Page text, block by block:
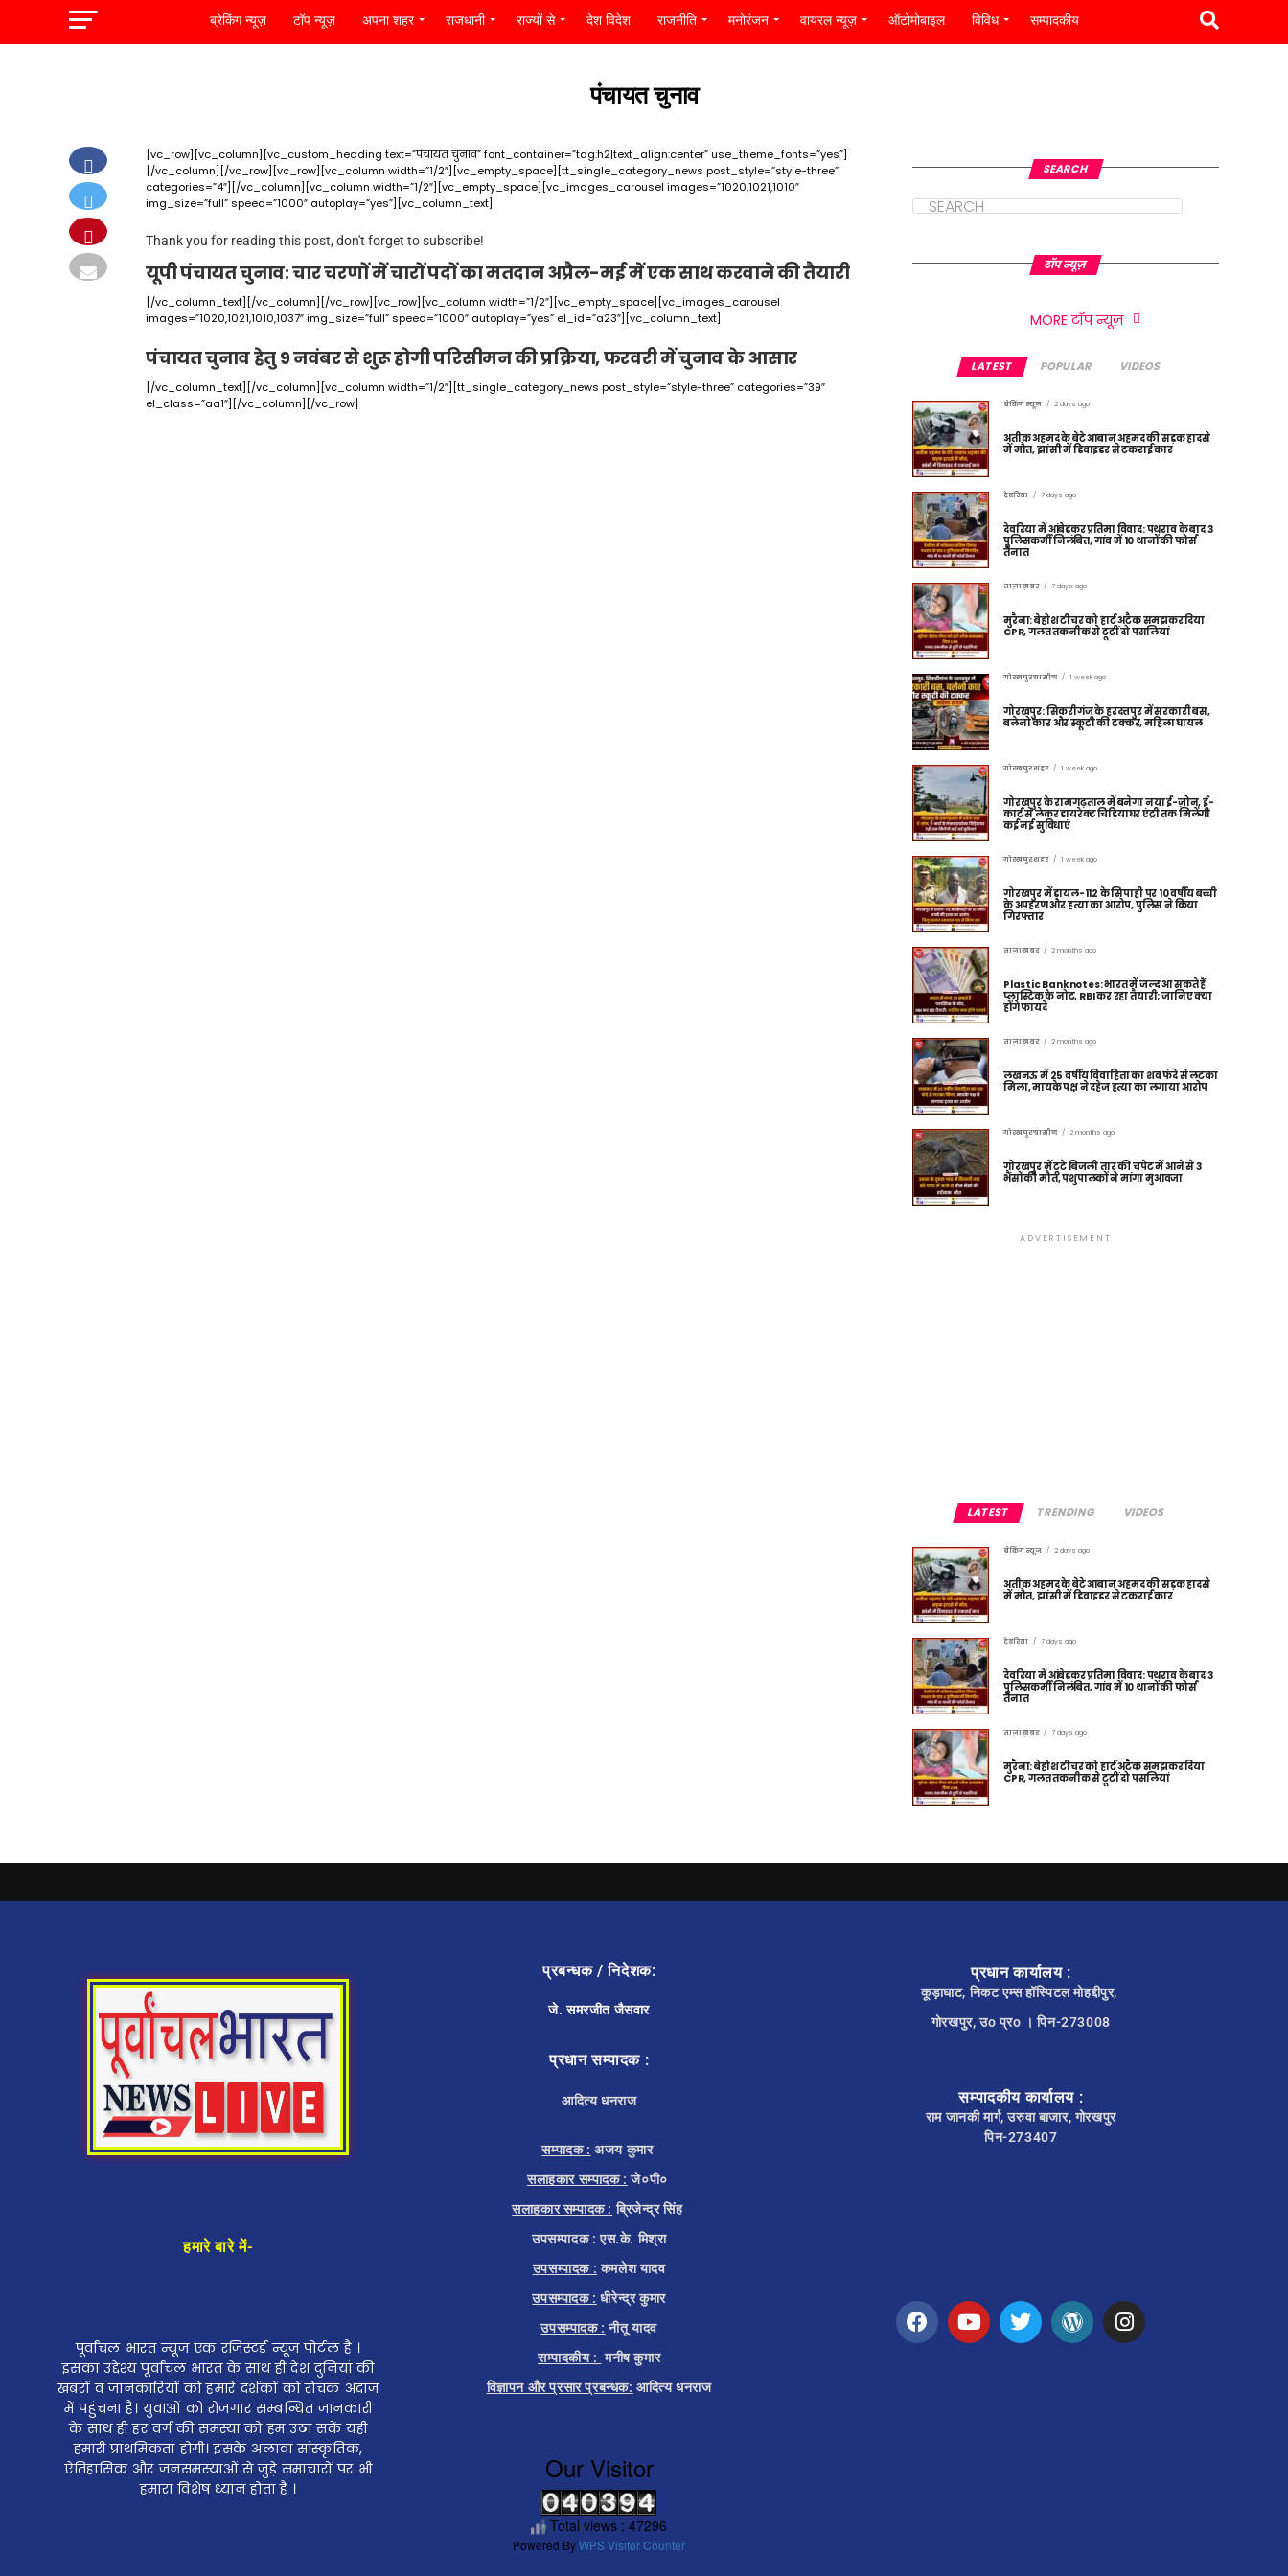
ब्रेकिंग न्यूज़ टॉप न्यूज़ अपना शहर राजधानी राज्यों से देश विदेश राजनीति मनोरंजन वायरल न्यूज़ ऑटोमोबाइल विविध सम्पादकीय
पंचायत चुनाव
[vc_row][vc_column][vc_custom_heading text=”पंचायत चुनाव” font_container=”tag:h2|text_align:center” use_theme_fonts=”yes”]
[/vc_column][/vc_row][vc_row][vc_column width=”1/2″][vc_empty_space][tt_single_category_news post_style=”style-three”
categories=”4″][/vc_column][vc_column width=”1/2″][vc_empty_space][vc_images_carousel images=”1020,1021,1010″
img_size=”full” speed=”1000″ autoplay=”yes”][vc_column_text]
Thank you for reading this post, don't forget to subscribe!
यूपी पंचायत चुनाव: चार चरणों में चारों पदों का मतदान अप्रैल-मई में एक साथ करवाने की तैयारी
[/vc_column_text][/vc_column][/vc_row][vc_row][vc_column width=”1/2″][vc_empty_space][vc_images_carousel
images=”1020,1021,1010,1037″ img_size=”full” speed=”1000″ autoplay=”yes” el_id=”a23″][vc_column_text]
पंचायत चुनाव हेतु 9 नवंबर से शुरू होगी परिसीमन की प्रक्रिया, फरवरी में चुनाव के आसार
[/vc_column_text][/vc_column][vc_column width=”1/2″][tt_single_category_news post_style=”style-three” categories=”39″
el_class=”aa1″][/vc_column][/vc_row]
SEARCH
टॉप न्यूज़
MORE टॉप न्यूज़
LATEST POPULAR VIDEOS
ब्रेकिंग न्यूज़ 2 days ago
अतीक अहमद के बेटे आबान अहमद की सड़क हादसे
में मौत, झांसी में डिवाइडर से टकराई कार
देवरिया 7 days ago
देवरिया में आंबेडकर प्रतिमा विवाद: पथराव के बाद 3
पुलिसकर्मी निलंबित, गांव में 10 थानों की फोर्स
तैनात
ताज़ा ख़बर 7 days ago
मुरैना: बेहोश टीचर को हार्ट अटैक समझकर दिया
CPR, गलत तकनीक से टूटीं दो पसलियां
गोरखपुर ग्रामीण 1 week ago
गोरखपुर: सिकरीगंज के हरदत्तपुर में सरकारी बस,
बलेनो कार और स्कूटी की टक्कर, महिला घायल
गोरखपुर शहर 1 week ago
गोरखपुर के रामगढ़ताल में बनेगा नया ई-ज़ोन, ई-
कार्ट से लेकर डायरेक्ट चिड़ियाघर एंट्री तक मिलेंगी
कई नई सुविधाएं
गोरखपुर शहर 1 week ago
गोरखपुर में डायल-112 के सिपाही पर 10 वर्षीय बच्ची
के अपहरण और हत्या का आरोप, पुलिस ने किया
गिरफ्तार
ताज़ा ख़बर 2 months ago
Plastic Banknotes: भारत में जल्द आ सकते हैं
प्लास्टिक के नोट, RBI कर रहा तैयारी; जानिए क्या
होंगे फायदे
ताज़ा ख़बर 2 months ago
लखनऊ में 25 वर्षीय विवाहिता का शव फंदे से लटका
मिला, मायके पक्ष ने दहेज हत्या का लगाया आरोप
गोरखपुर ग्रामीण 2 months ago
गोरखपुर में टूटे बिजली तार की चपेट में आने से 3
भैंसों की मौत, पशुपालकों ने मांगा मुआवजा
ADVERTISEMENT
LATEST TRENDING VIDEOS
ब्रेकिंग न्यूज़ 2 days ago
अतीक अहमद के बेटे आबान अहमद की सड़क हादसे
में मौत, झांसी में डिवाइडर से टकराई कार
देवरिया 7 days ago
देवरिया में आंबेडकर प्रतिमा विवाद: पथराव के बाद 3
पुलिसकर्मी निलंबित, गांव में 10 थानों की फोर्स
तैनात
ताज़ा ख़बर 7 days ago
मुरैना: बेहोश टीचर को हार्ट अटैक समझकर दिया
CPR, गलत तकनीक से टूटीं दो पसलियां
हमारे बारे में-
पूर्वांचल भारत न्यूज एक रजिस्टर्ड न्यूज पोर्टल है ।
इसका उद्देश्य पूर्वांचल भारत के साथ ही देश दुनियां की
खबरों व जानकारियों को हमारे दर्शकों को रोचक अंदाज
में पहुंचना है। युवाओं को रोजगार सम्बन्धित जानकारी
के साथ ही हर वर्ग की समस्या को हम उठा सकें यही
हमारी प्राथमिकता होगी। इसके अलावा सांस्कृतिक,
ऐतिहासिक और जनसमस्याओं से जुड़े समाचारों पर भी
हमारा विशेष ध्यान होता है ।
प्रबन्धक / निदेशक:
जे. समरजीत जैसवार
प्रधान सम्पादक :
आदित्य धनराज
सम्पादक : अजय कुमार
सलाहकार सम्पादक : जे०पी०
सलाहकार सम्पादक : ब्रिजेन्द्र सिंह
उपसम्पादक : एस.के. मिश्रा
उपसम्पादक : कमलेश यादव
उपसम्पादक : धीरेन्द्र कुमार
उपसम्पादक : नीतू यादव
सम्पादकीय : मनीष कुमार
विज्ञापन और प्रसार प्रबन्धक: आदित्य धनराज
Our Visitor
Total views : 47296
Powered ByWPS Visitor Counter
प्रधान कार्यालय :
कूड़ाघाट, निकट एम्स हॉस्पिटल मोहद्दीपुर,
गोरखपुर, उo प्रo । पिन-273008
सम्पादकीय कार्यालय :
राम जानकी मार्ग, उरुवा बाजार, गोरखपुर
पिन-273407